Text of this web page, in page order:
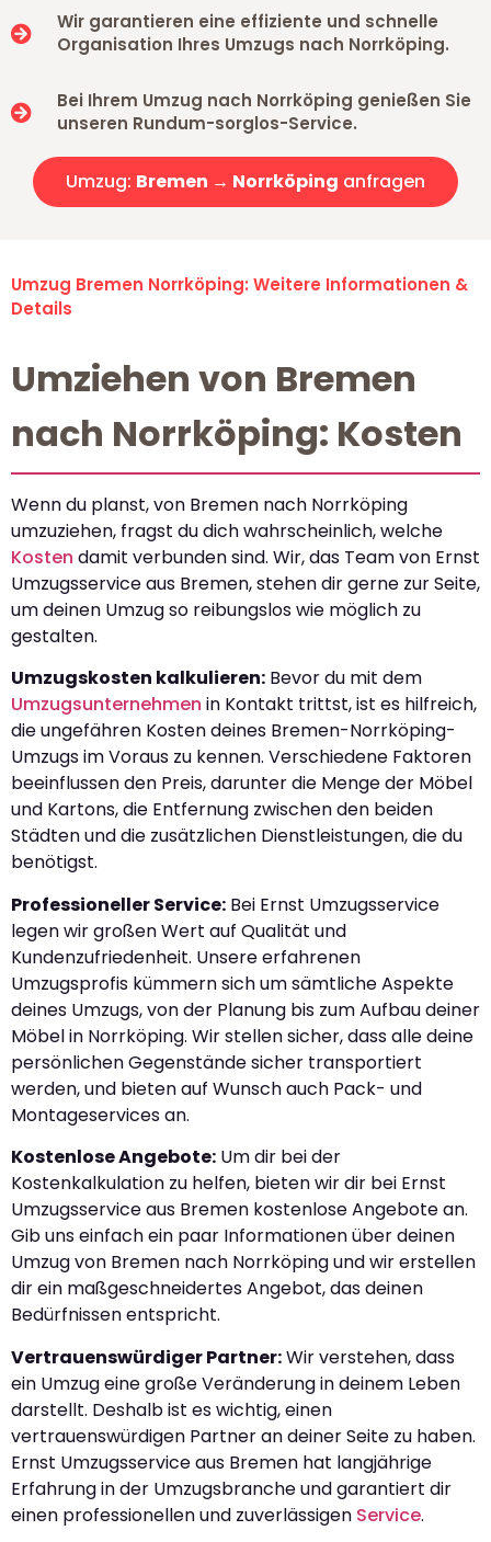
Wir garantieren eine effiziente und schnelle
Organisation Ihres Umzugs nach Norrköping.
Bei Ihrem Umzug nach Norrköping genießen Sie
unseren Rundum-sorglos-Service.
Umzug: Bremen → Norrköping anfragen
Umzug Bremen Norrköping: Weitere Informationen &
Details
Umziehen von Bremen
nach Norrköping: Kosten
Wenn du planst, von Bremen nach Norrköping
umzuziehen, fragst du dich wahrscheinlich, welche
Kosten damit verbunden sind. Wir, das Team von Ernst
Umzugsservice aus Bremen, stehen dir gerne zur Seite,
um deinen Umzug so reibungslos wie möglich zu
gestalten.
Umzugskosten kalkulieren: Bevor du mit dem
Umzugsunternehmen in Kontakt trittst, ist es hilfreich,
die ungefähren Kosten deines Bremen-Norrköping-
Umzugs im Voraus zu kennen. Verschiedene Faktoren
beeinflussen den Preis, darunter die Menge der Möbel
und Kartons, die Entfernung zwischen den beiden
Städten und die zusätzlichen Dienstleistungen, die du
benötigst.
Professioneller Service: Bei Ernst Umzugsservice
legen wir großen Wert auf Qualität und
Kundenzufriedenheit. Unsere erfahrenen
Umzugsprofis kümmern sich um sämtliche Aspekte
deines Umzugs, von der Planung bis zum Aufbau deiner
Möbel in Norrköping. Wir stellen sicher, dass alle deine
persönlichen Gegenstände sicher transportiert
werden, und bieten auf Wunsch auch Pack- und
Montageservices an.
Kostenlose Angebote: Um dir bei der
Kostenkalkulation zu helfen, bieten wir dir bei Ernst
Umzugsservice aus Bremen kostenlose Angebote an.
Gib uns einfach ein paar Informationen über deinen
Umzug von Bremen nach Norrköping und wir erstellen
dir ein maßgeschneidertes Angebot, das deinen
Bedürfnissen entspricht.
Vertrauenswürdiger Partner:Wir verstehen, dass
ein Umzug eine große Veränderung in deinem Leben
darstellt. Deshalb ist es wichtig, einen
vertrauenswürdigen Partner an deiner Seite zu haben.
Ernst Umzugsservice aus Bremen hat langjährige
Erfahrung in der Umzugsbranche und garantiert dir
einen professionellen und zuverlässigen Service.